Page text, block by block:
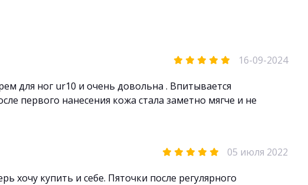
16-09-2024
для ног ur10 и очень довольна . Впитывается
первого нанесения кожа стала заметно мягче и не
05 июля 2022
хочу купить и себе. Пяточки после регулярного